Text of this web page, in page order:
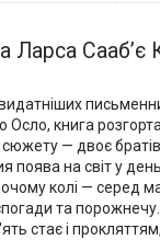
Сааб’є
Осло, книга
— двоє
на світ у день
колі — серед
та
стає і